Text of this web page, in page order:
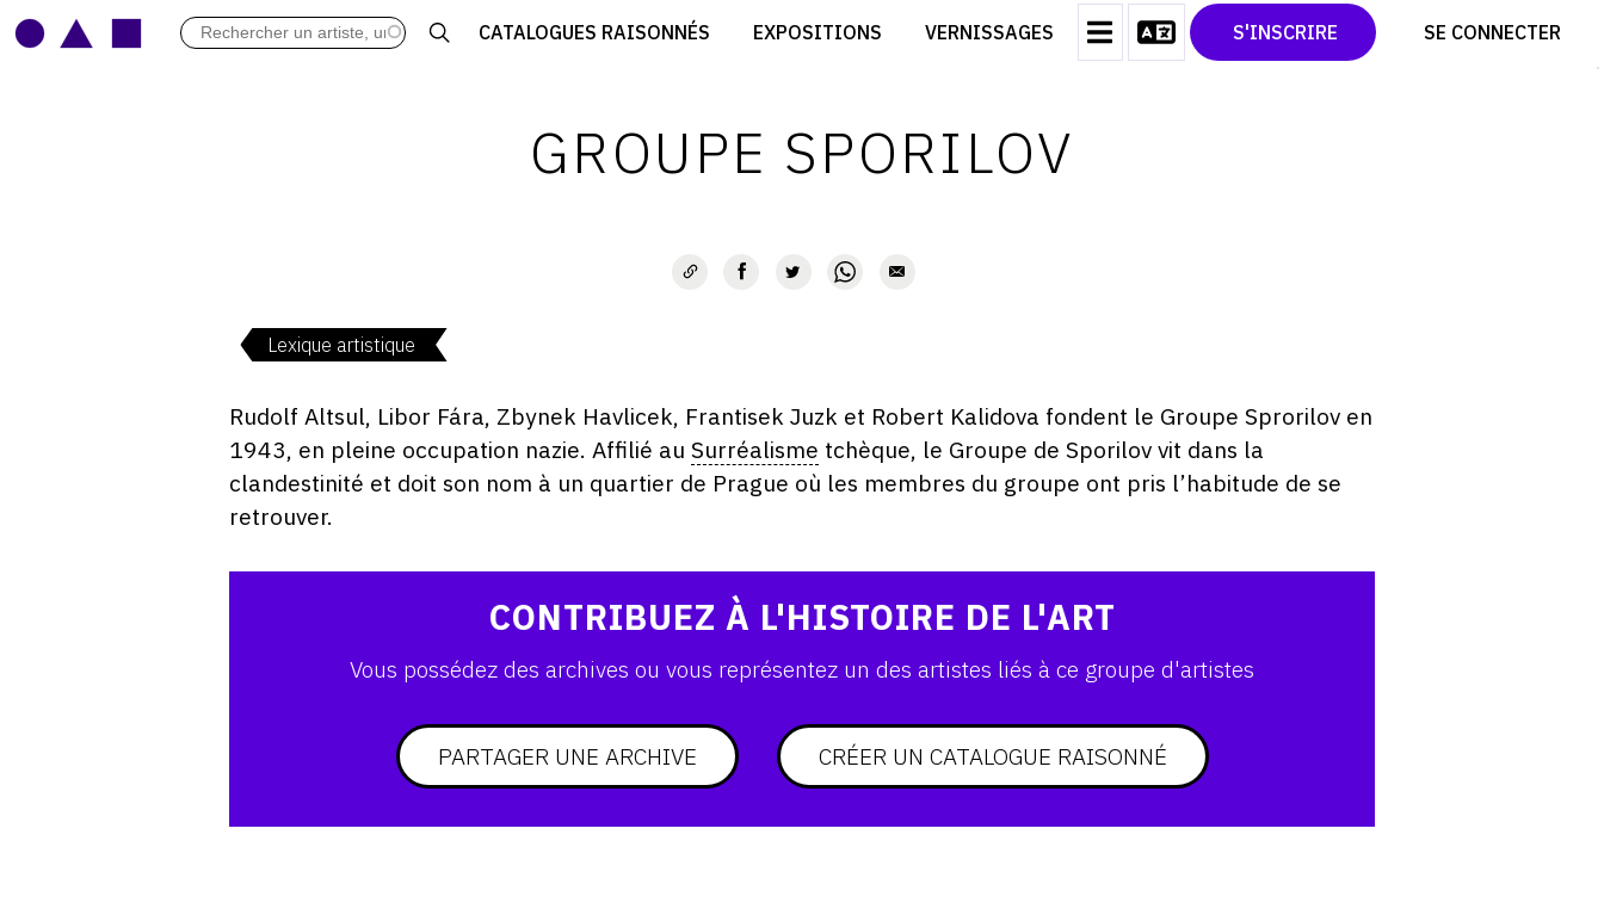
CATALOGUES RAISONNÉS EXPOSITIONS VERNISSAGES S'INSCRIRE SE CONNECTER
ARCHIVES DES EXPOSITIONS
CRÉER SON CATALOGUE D'EXPO
CONTACT
CGU
TWITTER
PINTEREST
GROUPE SPORILOV
Lexique artistique
Rudolf Altsul, Libor Fára, Zbynek Havlicek, Frantisek Juzk et Robert Kalidova fondent le Groupe Sprorilov en
1943, en pleine occupation nazie. Affilié au Surréalisme tchèque, le Groupe de Sporilov vit dans la
clandestinité et doit son nom à un quartier de Prague où les membres du groupe ont pris l’habitude de se
retrouver.
CONTRIBUEZ À L'HISTOIRE DE L'ART
Vous possédez des archives ou vous représentez un des artistes liés à ce groupe d'artistes
PARTAGER UNE ARCHIVE CRÉER UN CATALOGUE RAISONNÉ